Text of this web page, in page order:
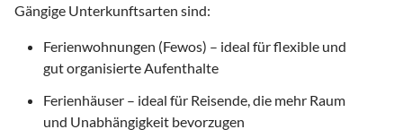
Gängige Unterkunftsarten sind:
Ferienwohnungen (Fewos) – ideal für flexible und
gut organisierte Aufenthalte
Ferienhäuser – ideal für Reisende, die mehr Raum
und Unabhängigkeit bevorzugen